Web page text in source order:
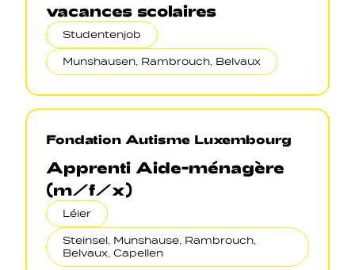
vacances scolaires
Studentenjob
Munshausen, Rambrouch, Belvaux
Fondation Autisme Luxembourg
Apprenti Aide-ménagère
(m/f/x)
Léier
Steinsel, Munshause, Rambrouch,
Belvaux, Capellen